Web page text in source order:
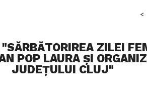
<
ZILEI
POP LAURA ȘI
JUDEȚULUI CLUJ"